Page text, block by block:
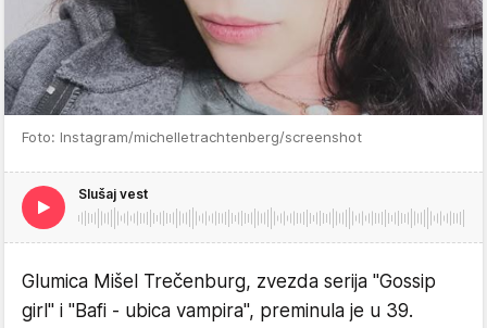
Foto: Instagram/michelletrachtenberg/screenshot
Slušaj vest
Glumica Mišel Trečenburg, zvezda serija "Gossip
girl" i "Bafi - ubica vampira", preminula je u 39.